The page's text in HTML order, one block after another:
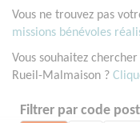
Vous ne trouvez pas
missions bénévoles
Vous souhaitez
Rueil-Malmaison ?
Filtrer par code